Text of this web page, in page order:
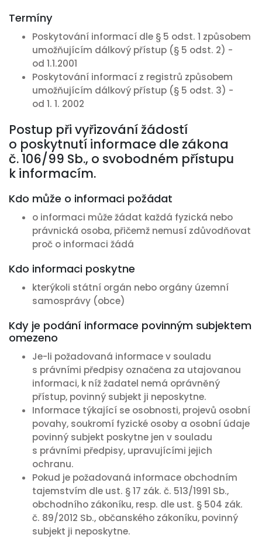
Termíny
Poskytování informací dle § 5 odst. 1 způsobem
umožňujícím dálkový přístup (§ 5 odst. 2) -
od 1.1.2001
Poskytování informací z registrů způsobem
umožňujícím dálkový přístup (§ 5 odst. 3) -
od 1. 1. 2002
Postup při vyřizování žádostí
o poskytnutí informace dle zákona
č. 106/99 Sb., o svobodném přístupu
k informacím.
Kdo může o informaci požádat
o informaci může žádat každá fyzická nebo
právnická osoba, přičemž nemusí zdůvodňovat
proč o informaci žádá
Kdo informaci poskytne
kterýkoli státní orgán nebo orgány územní
samosprávy (obce)
Kdy je podání informace povinným subjektem
omezeno
Je-li požadovaná informace v souladu
s právními předpisy označena za utajovanou
informaci, k níž žadatel nemá oprávněný
přístup, povinný subjekt ji neposkytne.
Informace týkající se osobnosti, projevů osobní
povahy, soukromí fyzické osoby a osobní údaje
povinný subjekt poskytne jen v souladu
s právními předpisy, upravujícími jejich
ochranu.
Pokud je požadovaná informace obchodním
tajemstvím dle ust. § 17 zák. č. 513/1991 Sb.,
obchodního zákoníku, resp. dle ust. § 504 zák.
č. 89/2012 Sb., občanského zákoníku, povinný
subjekt ji neposkytne.